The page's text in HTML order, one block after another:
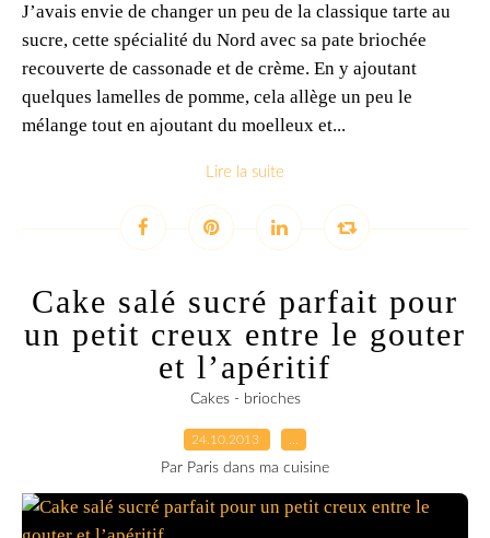
J’avais envie de changer un peu de la classique tarte au
sucre, cette spécialité du Nord avec sa pate briochée
recouverte de cassonade et de crème. En y ajoutant
quelques lamelles de pomme, cela allège un peu le
mélange tout en ajoutant du moelleux et...
Lire la suite
Cake salé sucré parfait pour
un petit creux entre le gouter
et l’apéritif
Cakes - brioches
24.10.2013
Par Paris dans ma cuisine